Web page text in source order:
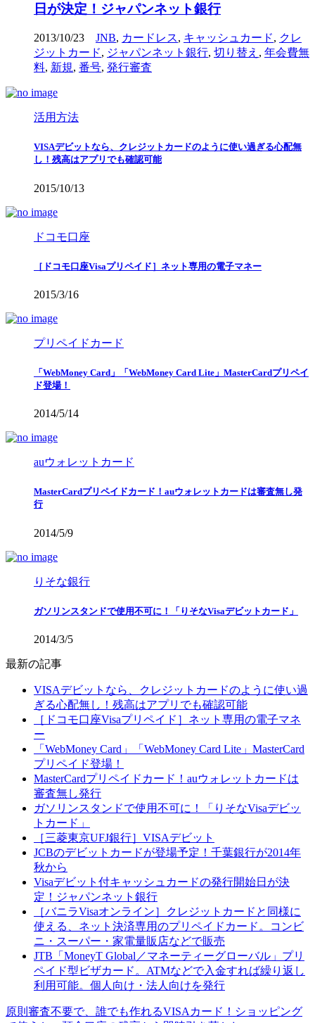
日が決定！ジャパンネット銀行
2013/10/23 JNB, カードレス, キャッシュカード, クレ
ジットカード, ジャパンネット銀行, 切り替え , 年会費無
料, 新規, 番号, 発行審査
活用方法
VISAデビットなら、クレジットカードのように使い過ぎる心配無
し！残高はアプリでも確認可能
2015/10/13
ドコモ口座
［ドコモ口座Visaプリペイド］ネット専用の電子マネー
2015/3/16
プリペイドカード
「WebMoney Card」「WebMoney Card Lite」MasterCardプリペイ
ド登場！
2014/5/14
auウォレットカード
MasterCardプリペイドカード！auウォレットカードは審査無し発
行
2014/5/9
りそな銀行
ガソリンスタンドで使用不可に！「りそなVisaデビットカード」
2014/3/5
最新の記事
VISAデビットなら、クレジットカードのように使い過
ぎる心配無し！残高はアプリでも確認可能
［ドコモ口座Visaプリペイド］ネット専用の電子マネ
ー
「WebMoney Card」「WebMoney Card Lite」MasterCard
プリペイド登場！
MasterCardプリペイドカード！auウォレットカードは
審査無し発行
ガソリンスタンドで使用不可に！「りそなVisaデビッ
トカード」
［三菱東京UFJ銀行］VISAデビット
JCBのデビットカードが登場予定！千葉銀行が2014年
秋から
Visaデビット付キャッシュカードの発行開始日が決
定！ジャパンネット銀行
［バニラVisaオンライン］クレジットカードと同様に
使える、ネット決済専用のプリペイドカード。コンビ
ニ・スーパー・家電量販店などで販売
JTB「MoneyT Global／マネーティーグローバル」プリ
ペイド型ビザカード。ATMなどで入金すれば繰り返し
利用可能。個人向け・法人向けを発行
原則審査不要で、誰でも作れるVISAカード！ショッピング